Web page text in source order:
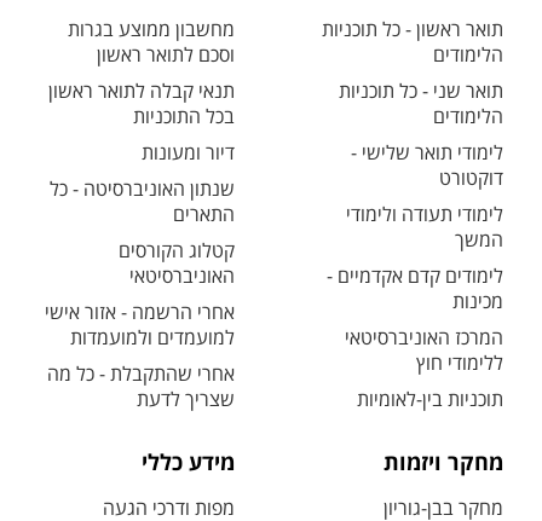
תואר ראשון - כל תוכניות
הלימודים
תואר שני - כל תוכניות
הלימודים
לימודי תואר שלישי -
דוקטורט
לימודי תעודה ולימודי
המשך
לימודים קדם אקדמיים -
מכינות
המרכז האוניברסיטאי
ללימודי חוץ
תוכניות בין-לאומיות
מחשבון ממוצע בגרות
וסכם לתואר ראשון
תנאי קבלה לתואר ראשון
בכל התוכניות
דיור ומעונות
שנתון האוניברסיטה - כל
התארים
קטלוג הקורסים
האוניברסיטאי
אחרי הרשמה - אזור אישי
למועמדים ולמועמדות
אחרי שהתקבלת - כל מה
שצריך לדעת
מחקר ויזמות
מחקר בבן-גוריון
מידע כללי
מפות ודרכי הגעה